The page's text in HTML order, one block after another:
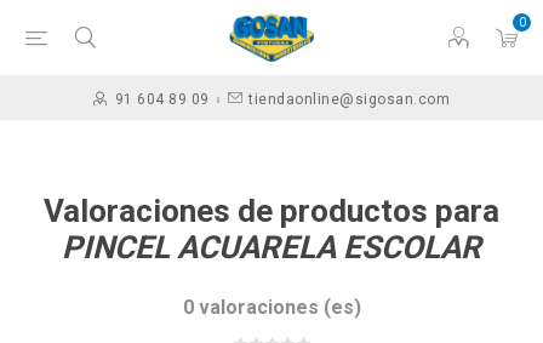
0
91 604 89 09 tiendaonline@sigosan.com
Valoraciones de productos para
PINCEL ACUARELA ESCOLAR
0 valoraciones (es)